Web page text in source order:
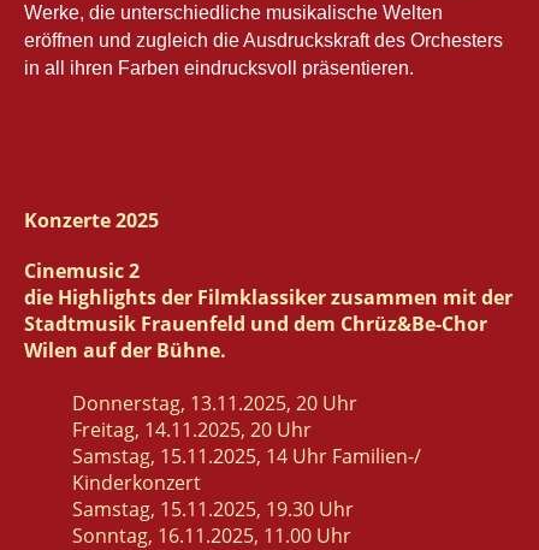
Werke, die unterschiedliche musikalische Welten
eröffnen und zugleich die Ausdruckskraft des Orchesters
in all ihren Farben eindrucksvoll präsentieren.
Konzerte 2025
Cinemusic 2
die Highlights der Filmklassiker zusammen mit der
Stadtmusik Frauenfeld und dem Chrüz&Be-Chor
Wilen auf der Bühne.
Donnerstag, 13.11.2025, 20 Uhr
Freitag, 14.11.2025, 20 Uhr
Samstag, 15.11.2025, 14 Uhr Familien-/
Kinderkonzert
Samstag, 15.11.2025, 19.30 Uhr
Sonntag, 16.11.2025, 11.00 Uhr